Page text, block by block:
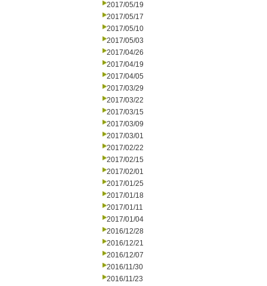
2017/05/19
2017/05/17
2017/05/10
2017/05/03
2017/04/26
2017/04/19
2017/04/05
2017/03/29
2017/03/22
2017/03/15
2017/03/09
2017/03/01
2017/02/22
2017/02/15
2017/02/01
2017/01/25
2017/01/18
2017/01/11
2017/01/04
2016/12/28
2016/12/21
2016/12/07
2016/11/30
2016/11/23